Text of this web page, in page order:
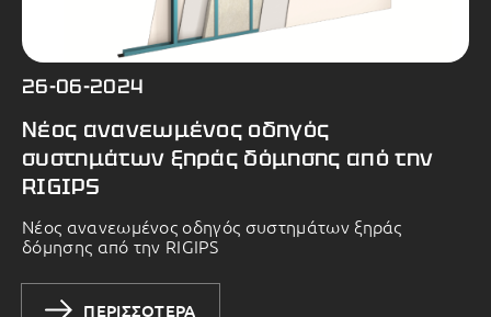
26-06-2024
Νέος ανανεωμένος οδηγός
συστημάτων ξηράς δόμησης από την
RIGIPS
Νέος ανανεωμένος οδηγός συστημάτων ξηράς
δόμησης από την RIGIPS
ΠΕΡΙΣΣΟΤΕΡΑ